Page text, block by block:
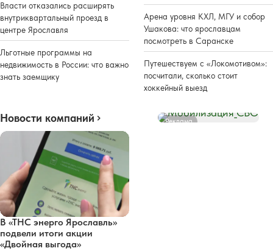
Власти отказались расширять
внутриквартальный проезд в
центре Ярославля
Льготные программы на
недвижимость в России: что важно
знать заемщику
Арена уровня КХЛ, МГУ и собор
Ушакова: что ярославцам
посмотреть в Саранске
Путешествуем с «Локомотивом»:
посчитали, сколько стоит
хоккейный выезд
Новости компаний
В «ТНС энерго Ярославль»
подвели итоги акции
«Двойная выгода»
Реклама